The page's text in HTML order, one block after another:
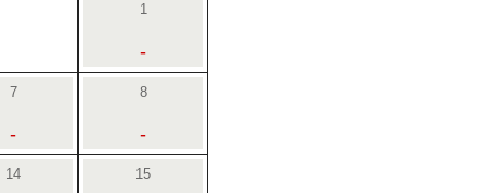
1
-
7
-
8
-
14 15